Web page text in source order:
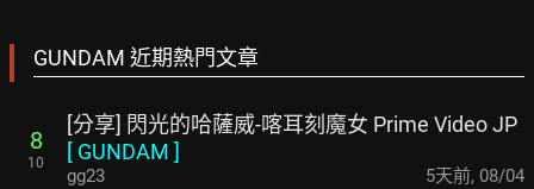
GUNDAM 近期熱門文章
8
10
[分享] 閃光的哈薩威-喀耳刻魔女 Prime Video JP
[ GUNDAM ]
gg23 5天前, 08/04